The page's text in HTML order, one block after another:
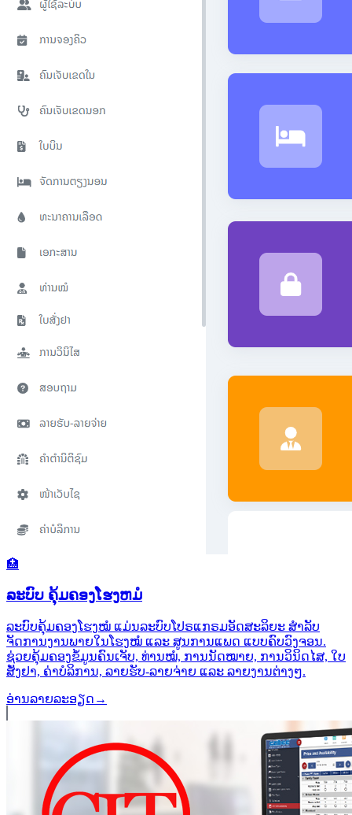
🏥
ລະບົບ ຄຸ້ມຄອງໂຮງຫມໍ
ລະບົບຄຸ້ມຄອງໂຮງໝໍ ແມ່ນລະບົບໂປຣແກຣມອັດສະລິຍະ ສຳລັບ
ຈັດການງານພາຍໃນໂຮງໝໍ ແລະ ສູນການແພດ ແບບຄົບວົງຈອນ.
ຊ່ວຍຄຸ້ມຄອງຂໍ້ມູນຄົນເຈັບ, ທ່ານໝໍ, ການນັດໝາຍ, ການວິນິດໄສ, ໃບ
ສັ່ງຢາ, ຄ່າບໍລິການ, ລາຍຮັບ-ລາຍຈ່າຍ ແລະ ລາຍງານຕ່າງໆ.
ອ່ານລາຍລະອຽດ →